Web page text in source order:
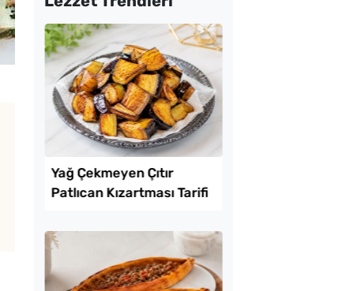
Lezzet Trendleri